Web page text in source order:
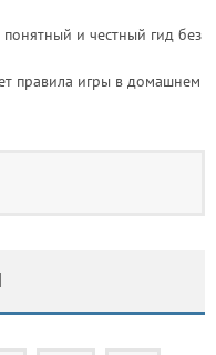
и честный гид без
правила игры в домашнем